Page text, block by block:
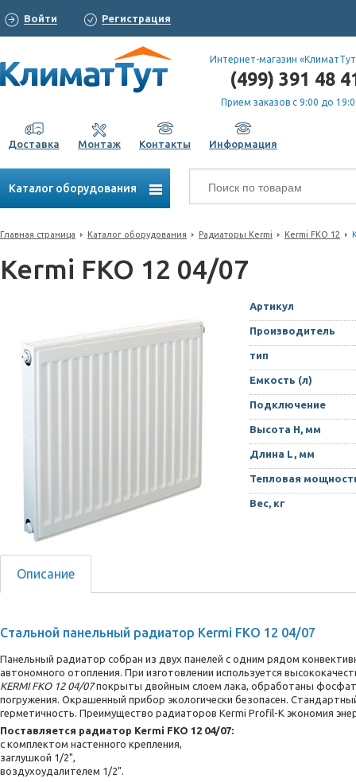
Войти Регистрация
Интернет-магазин
(499) 391 48
Прием заказов с 9:00 до
Доставка Монтаж Контакты Информация
Каталог оборудования
Главная страница Каталог оборудования Радиаторы Kermi Kermi FKO 12
Kermi FKO 12 04/07
Артикул
Производитель
тип
Емкость (л)
Подключение
Высота H, мм
Длина L, мм
Тепловая
Вес, кг
Описание
Cтaльной панельный радиатор Kermi FKO 12 04/07
Панельный радиатор собран из двух панелей с одним рядом
автономного отопления. При изготовлении используется
KERMI FKO 12 04/07покрыты двойным слоем лака, обработаны
погружения. Окрашенный прибор экологически безопасен.
герметичность. Преимущество радиаторов Kermi Profil-K экономия
Поставляется радиатор Kermi FKO 12 04/07:
с комплектом настенного крепления,
заглушкой 1/2",
воздухоудалителем 1/2".